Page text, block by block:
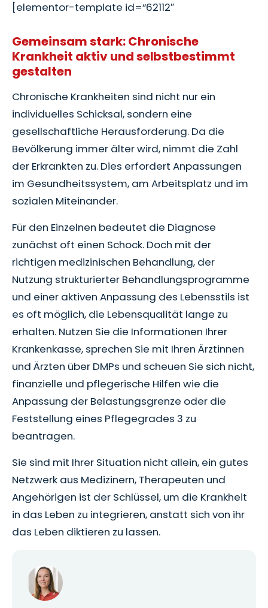
[elementor-template id=“62112″
Gemeinsam stark: Chronische
Krankheit aktiv und selbstbestimmt
gestalten
Chronische Krankheiten sind nicht nur ein
individuelles Schicksal, sondern eine
gesellschaftliche Herausforderung. Da die
Bevölkerung immer älter wird, nimmt die Zahl
der Erkrankten zu. Dies erfordert Anpassungen
im Gesundheitssystem, am Arbeitsplatz und im
sozialen Miteinander.
Für den Einzelnen bedeutet die Diagnose
zunächst oft einen Schock. Doch mit der
richtigen medizinischen Behandlung, der
Nutzung strukturierter Behandlungsprogramme
und einer aktiven Anpassung des Lebensstils ist
es oft möglich, die Lebensqualität lange zu
erhalten. Nutzen Sie die Informationen Ihrer
Krankenkasse, sprechen Sie mit Ihren Ärztinnen
und Ärzten über DMPs und scheuen Sie sich nicht,
finanzielle und pflegerische Hilfen wie die
Anpassung der Belastungsgrenze oder die
Feststellung eines Pflegegrades 3 zu
beantragen.
Sie sind mit Ihrer Situation nicht allein, ein gutes
Netzwerk aus Medizinern, Therapeuten und
Angehörigen ist der Schlüssel, um die Krankheit
in das Leben zu integrieren, anstatt sich von ihr
das Leben diktieren zu lassen.